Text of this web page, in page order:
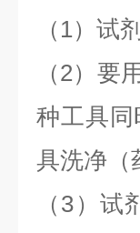
（1）
（2）要
种工具
具洗净（
（3）